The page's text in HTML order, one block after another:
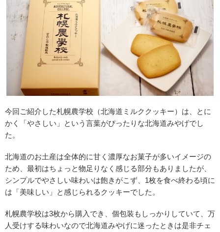
今回ご紹介した札幌農学校（北海道ミルククッキー）は、とに
かく「やさしい」という言葉がぴったりな北海道みやげでし
た。
北海道のお土産は全体的に甘く濃厚なお菓子が多いイメージの
ため、最初はちょっと物足りなく感じる部分もありましたが、
シンプルでやさしい味わいは飽きがこず、1枚を食べ終わる頃に
は「美味しい」と感じられるクッキーでした。
札幌農学校は3枚から購入でき、個包装もしっかりしていて、万
人受けする味わいなので北海道みやげに迷ったときは是非チェ